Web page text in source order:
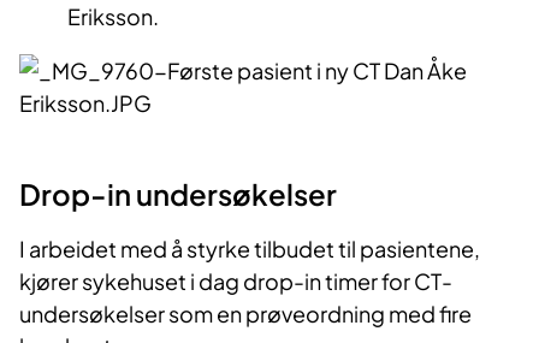
Eriksson.​
Drop-in undersøkelser
I arbeidet med å styrke tilbudet til pasientene,
kjører sykehuset i dag drop-in timer for CT-
undersøkelser som en prøveordning med fire